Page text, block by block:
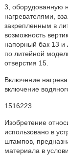
3, оборудованную
нагревателями,
закрепленным в
возможность
напорный бак 13 и
по литейной
отверстия 15.
Включение
включение
1516223
Изобретение
использовано в
штампов,
материала в